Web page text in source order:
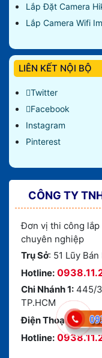
Lắp Đặt Camera
Lắp Camera Wifi
LIÊN KẾT NỘI BỘ
Twitter
Facebook
Instagram
Pinterest
CÔNG TY
Đơn vị thi công lắp
chuyên nghiệp
Trụ Sở: 51 Lũy
Hotline:
Chi Nhánh 1: 445/
TP.HCM
Điện Thoại: (028)
Hotline: